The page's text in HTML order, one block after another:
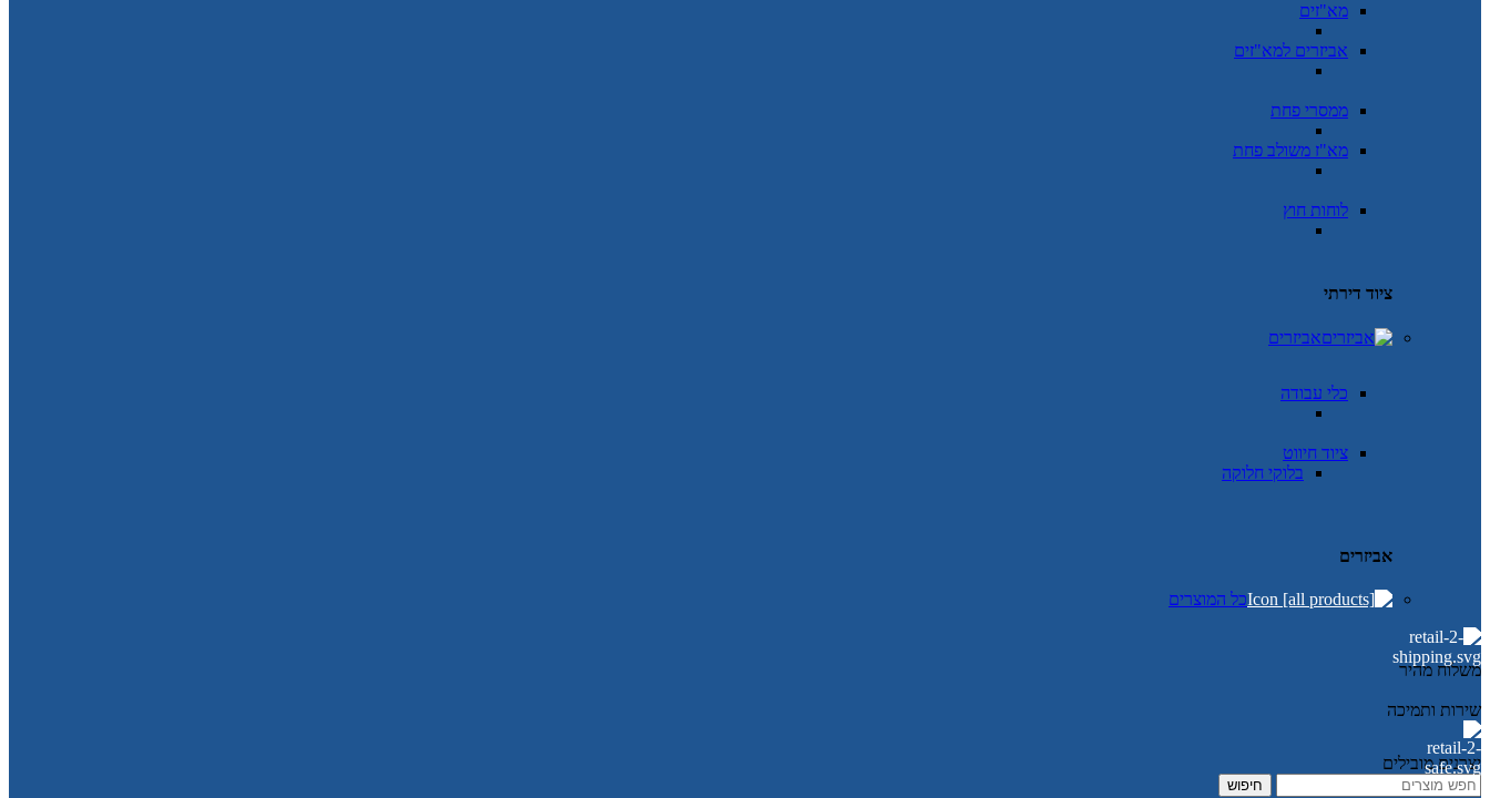
מא"זים
אביזרים למא"זים
ממסרי פחת
מא"ז משולב פחת
לוחות חוץ
ציוד דירתי
אביזרים
כלי עבודה
ציוד חיווט
בלוקי חלוקה
אביזרים
כל המוצרים
משלוח מהיר
שירות ותמיכה
יצרנים מובילים
חיפוש